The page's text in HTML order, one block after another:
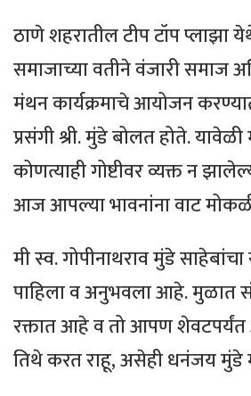
ठाणे शहरातील टीप टॉप प्लाझा
समाजाच्या वतीने वंजारी समाज
मंथन कार्यक्रमाचे आयोजन
प्रसंगी श्री. मुंडे बोलत होते.
कोणत्याही गोष्टीवर व्यक्त न
आज आपल्या भावनांना वाट
मी स्व. गोपीनाथराव मुंडे
पाहिला व अनुभवला आहे. मुळात
रक्तात आहे व तो आपण
तिथे करत राहू, असेही धनंजय मुंडे